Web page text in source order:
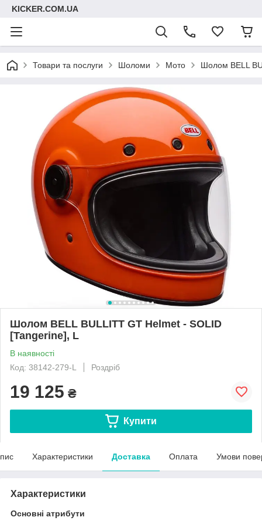
KICKER.COM.UA
Товари та послуги Шоломи Мото Шолом BELL
Шолом BELL BULLITT GT Helmet - SOLID
[Tangerine], L
В наявності
Код: 38142-279-L
Роздріб
19 125 ₴
Купити
Характеристики Доставка Оплата Умови
Характеристики
Основні атрибути